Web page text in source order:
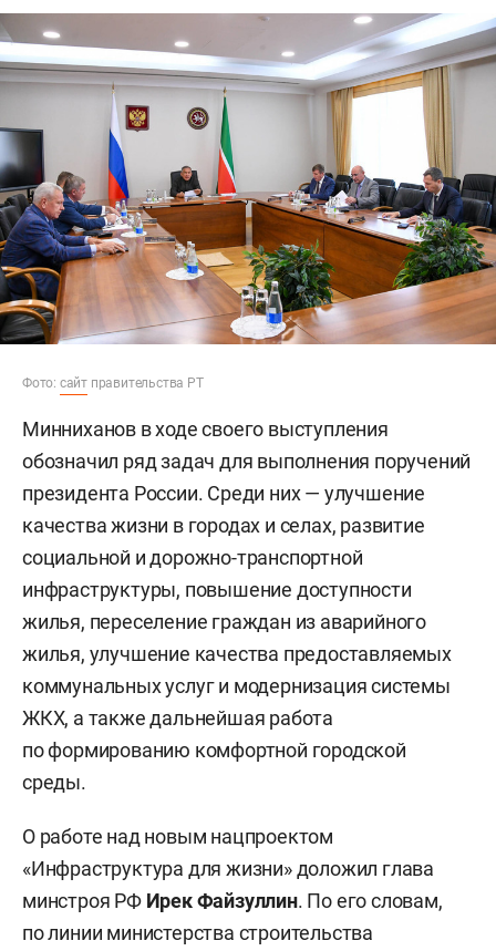
Фото: сайт правительства РТ
Минниханов в ходе своего выступления
обозначил ряд задач для выполнения поручений
президента России. Среди них — улучшение
качества жизни в городах и селах, развитие
социальной и дорожно-транспортной
инфраструктуры, повышение доступности
жилья, переселение граждан из аварийного
жилья, улучшение качества предоставляемых
коммунальных услуг и модернизация системы
ЖКХ, а также дальнейшая работа
по формированию комфортной городской
среды.
О работе над новым нацпроектом
«Инфраструктура для жизни» доложил глава
минстроя РФ Ирек Файзуллин. По его словам,
по линии министерства строительства